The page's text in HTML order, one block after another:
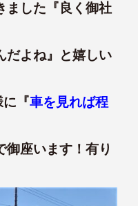
ました『良く御社
だよね』と嬉しい
に『車を見れば程
御座います！有り